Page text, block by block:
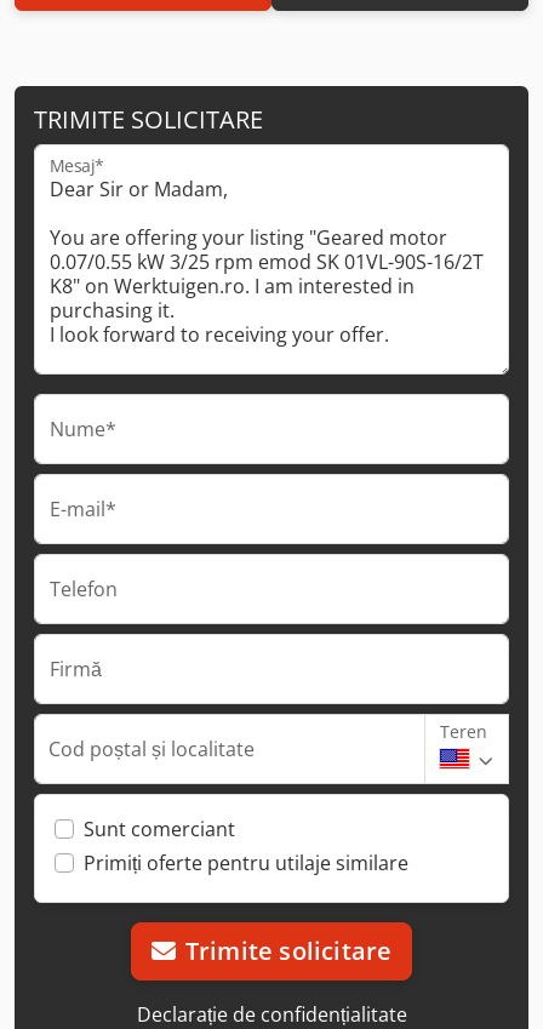
TRIMITE SOLICITARE
Mesaj*
Nume*
E-mail*
Telefon
Firmă
Cod poștal și localitate
Teren
Sunt comerciant
Primiți oferte pentru utilaje similare
Trimite solicitare
Declarație de confidențialitate